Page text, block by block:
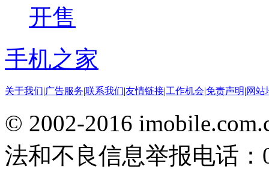
开售
手机之家
关于我们|广告服务|联系我们|友情链接|工作机会|免责声明|网站
© 2002-2016
法和不良信息举报电话：